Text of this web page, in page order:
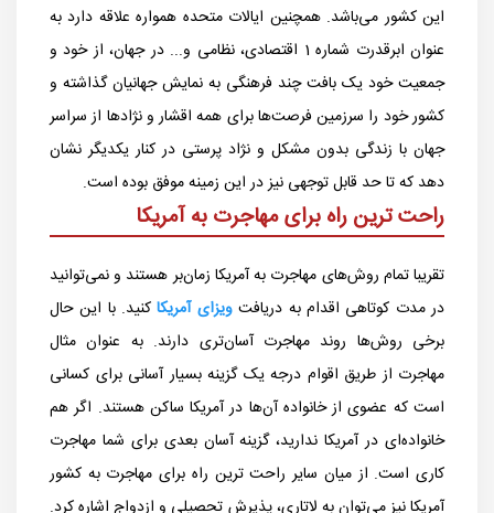
این کشور می‌باشد. همچنین ایالات متحده همواره علاقه دارد به
عنوان ابرقدرت شماره 1 اقتصادی، نظامی و... در جهان، از خود و
جمعیت خود یک بافت چند فرهنگی به نمایش جهانیان گذاشته و
کشور خود را سرزمین فرصت‌ها برای همه اقشار و نژادها از سراسر
جهان با زندگی بدون مشکل و نژاد پرستی در کنار یکدیگر نشان
دهد که تا حد قابل توجهی نیز در این زمینه موفق بوده است.
راحت ترین راه برای مهاجرت به آمریکا
تقریبا تمام روش‌های مهاجرت به آمریکا زمان‌بر هستند و نمی‌توانید
در مدت کوتاهی اقدام به دریافتویزای آمریکاکنید. با این حال
برخی روش‌ها روند مهاجرت آسان‌تری دارند. به عنوان مثال
مهاجرت از طریق اقوام درجه یک گزینه بسیار آسانی برای کسانی
است که عضوی از خانواده آن‌ها در آمریکا ساکن هستند. اگر هم
خانواده‌ای در آمریکا ندارید، گزینه آسان بعدی برای شما مهاجرت
کاری است. از میان سایر راحت ترین راه برای مهاجرت به کشور